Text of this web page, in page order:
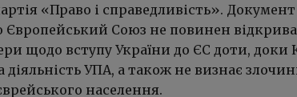
«Право і справедливість». Документ
Європейський Союз не повинен
щодо вступу України до ЄС доти, доки
діяльність УПА, а також не визнає
населення.